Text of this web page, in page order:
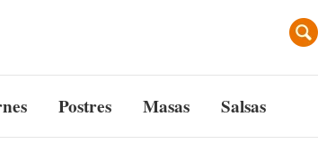
Postres Masas Salsas